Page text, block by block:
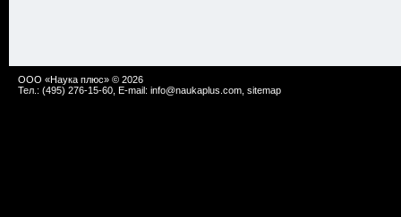
ООО «Наука плюс» © 2026
Тел.: (495) 276-15-60, E-mail: info@naukaplus.com sitemap